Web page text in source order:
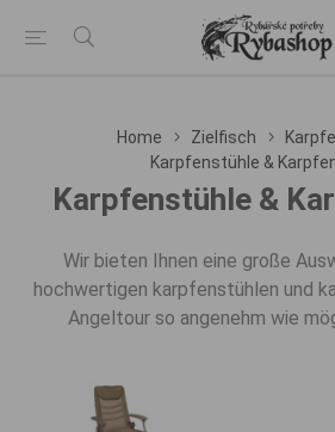
Home Zielfisch
Karpfenstühle &
Karpfenstühle &
Wir bieten Ihnen eine große
hochwertigen karpfenstühlen und
Angeltour so angenehm wie